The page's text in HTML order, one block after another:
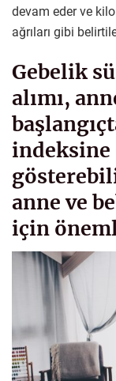
devam eder ve kilo
ağrıları gibi
Gebelik
alımı,
anne ve
için